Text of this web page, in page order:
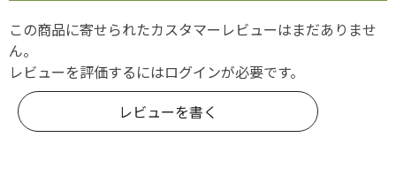
この商品に寄せられたカスタマーレビューはまだありませ
ん。
レビューを評価するにはログインが必要です。
レビューを書く